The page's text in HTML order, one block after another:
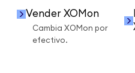
Vender XOMon
Cambia XOMon por
efectivo.